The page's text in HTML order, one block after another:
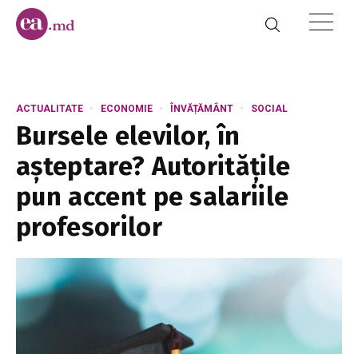
ACTUALITATE ECONOMIE ÎNVĂȚĂMÂNT SOCIAL
Bursele elevilor, în
așteptare? Autoritățile
pun accent pe salariile
profesorilor